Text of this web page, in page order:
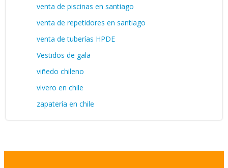
venta de piscinas en santiago
venta de repetidores en santiago
venta de tuberías HPDE
Vestidos de gala
viñedo chileno
vivero en chile
zapatería en chile